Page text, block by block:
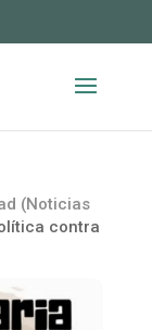
(Noticias
contra